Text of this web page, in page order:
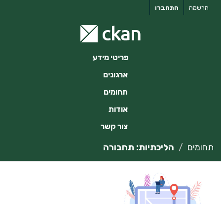
התחברו הרשמה
פריטי מידע
ארגונים
תחומים
אודות
צור קשר
תחומים הליכתיות: תחבורה